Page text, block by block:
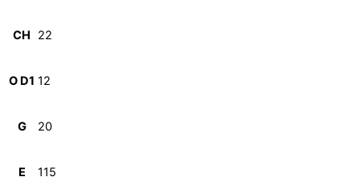
CH 22
O D1 12
G 20
E 115